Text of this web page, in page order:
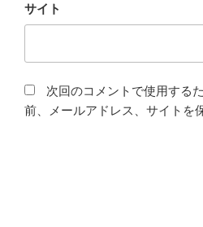
サイト
次回のコメントで使用する
前、メールアドレス、サイトを